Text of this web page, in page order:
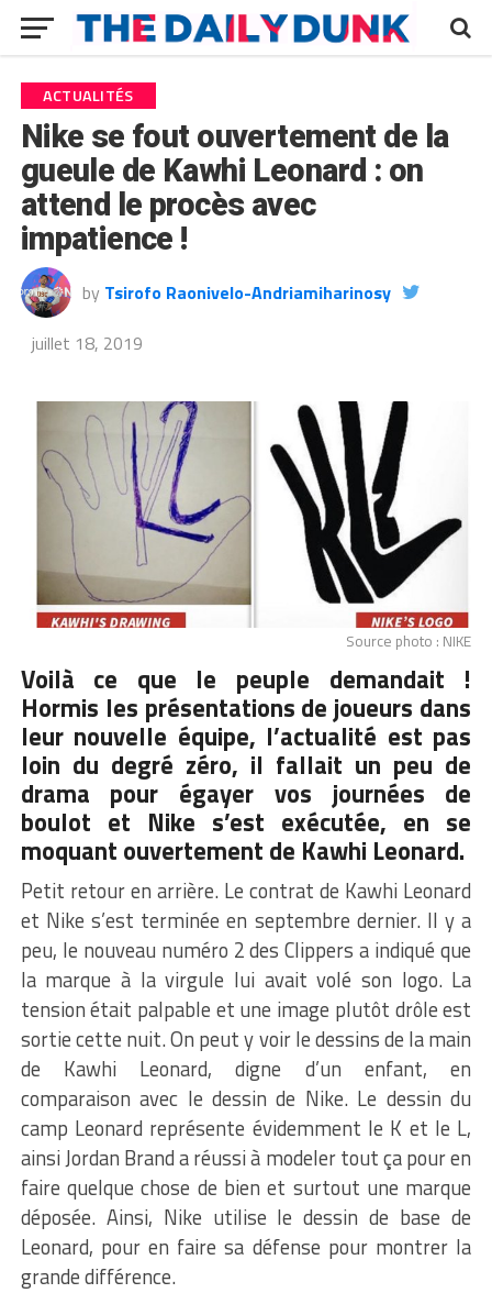
ACTUALITÉS
Nike se fout ouvertement de la
gueule de Kawhi Leonard : on
attend le procès avec
impatience !
by Tsirofo Raonivelo-Andriamiharinosy
juillet 18, 2019
Source photo : NIKE
Voilà ce que le peuple demandait !
Hormis les présentations de joueurs dans
leur nouvelle équipe, l’actualité est pas
loin du degré zéro, il fallait un peu de
drama pour égayer vos journées de
boulot et Nike s’est exécutée, en se
moquant ouvertement de Kawhi Leonard.
Petit retour en arrière. Le contrat de Kawhi Leonard
et Nike s’est terminée en septembre dernier. Il y a
peu, le nouveau numéro 2 des Clippers a indiqué que
la marque à la virgule lui avait volé son logo. La
tension était palpable et une image plutôt drôle est
sortie cette nuit. On peut y voir le dessins de la main
de Kawhi Leonard, digne d’un enfant, en
comparaison avec le dessin de Nike. Le dessin du
camp Leonard représente évidemment le K et le L,
ainsi Jordan Brand a réussi à modeler tout ça pour en
faire quelque chose de bien et surtout une marque
déposée. Ainsi, Nike utilise le dessin de base de
Leonard, pour en faire sa défense pour montrer la
grande différence.